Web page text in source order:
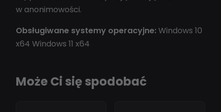
w anonimowości.
Obsługiwane systemy operacyjne: Windows 10
x64 Windows 11 x64
Może Ci się spodobać